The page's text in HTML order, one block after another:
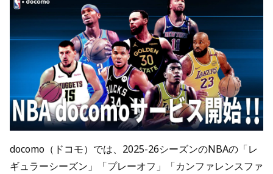
docomo（ドコモ）では、2025-26シーズンのNBAの「レ
ギュラーシーズン」「プレーオフ」「カンファレンスファ